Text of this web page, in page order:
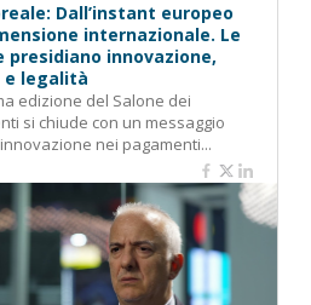
Dall’instant europeo
internazionale. Le
presidiano innovazione,
e legalità
edizione del Salone dei
si chiude con un messaggio
nei pagamenti...